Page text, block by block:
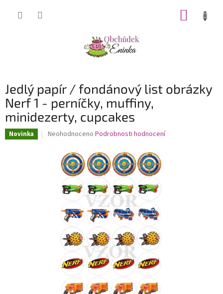
Jedlý papír / fondánový list obrázky
Nerf 1 - perníčky, muffiny,
minidezerty, cupcakes
Novinka
Průměrné
produktu
hvězdiček.
Neohodnoceno Podrobnosti hodnocení